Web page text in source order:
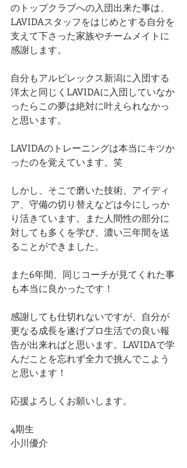
のトップクラブへの入団出来た事は、
LAVIDAスタッフをはじめとする自分を
支えて下さった家族やチームメイトに
感謝します。
自分もアルビレックス新潟に入団する
洋太と同じくLAVIDAに入団していなか
ったらこの夢は絶対に叶えられなかっ
と思います。
LAVIDAのトレーニングは本当にキツか
ったのを覚えています。笑
しかし、そこで磨いた技術、アイディ
ア、守備の切り替えなどは今にしっか
り活きています。また人間性の部分に
対しても多くを学び、濃い三年間を送
ることができました。
また6年間、同じコーチが見てくれた事
も本当に良かったです！
感謝しても仕切れないですが、自分が
更なる成長を遂げプロ生活での良い報
告が出来ればと思います。LAVIDAで学
んだことを忘れず全力で挑んでこよう
と思います！
応援よろしくお願いします。
4期生
小川優介